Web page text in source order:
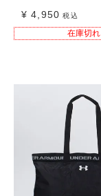
¥ 4,950 税込
在庫切れ